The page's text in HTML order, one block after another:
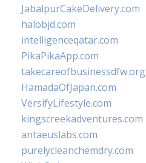
JabalpurCakeDelivery.com
halobjd.com
intelligenceqatar.com
PikaPikaApp.com
takecareofbusinessdfw.org
HamadaOfJapan.com
VersifyLifestyle.com
kingscreekadventures.com
antaeuslabs.com
purelycleanchemdry.com